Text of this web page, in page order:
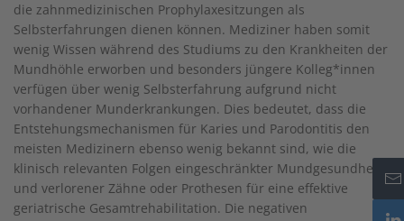
die zahnmedizinischen Prophylaxesitzungen als
Selbsterfahrungen dienen können. Mediziner haben somit
wenig Wissen während des Studiums zu den Krankheiten der
Mundhöhle erworben und besonders jüngere Kolleg*innen
verfügen über wenig Selbsterfahrung aufgrund nicht
vorhandener Munderkrankungen. Dies bedeutet, dass die
Entstehungsmechanismen für Karies und Parodontitis den
meisten Medizinern ebenso wenig bekannt sind, wie die
klinisch relevanten Folgen eingeschränkter Mundgesundheit
und verlorener Zähne oder Prothesen für eine effektive
geriatrische Gesamtrehabilitation. Die negativen